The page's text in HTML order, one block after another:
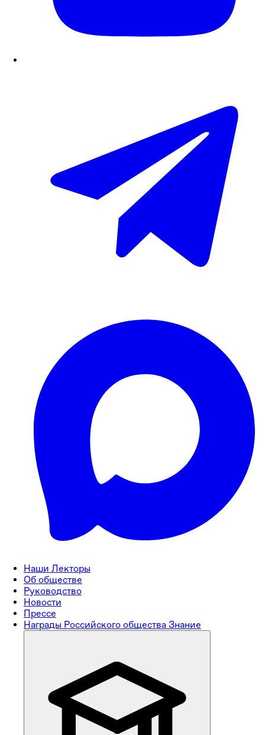
Наши Лекторы
Об обществе
Руководство
Новости
Прессе
Награды Российского общества Знание